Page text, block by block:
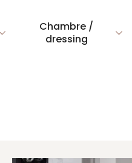
Chambre /
dressing